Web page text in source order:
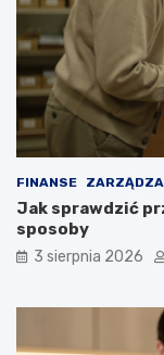
FINANSE
Jak sprawdzić
sposoby
3 sierpnia 2026